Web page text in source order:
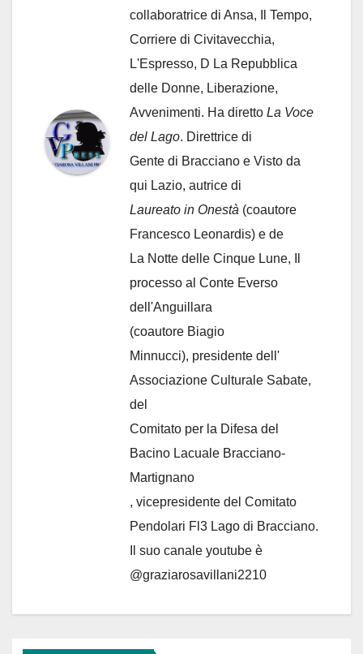
collaboratrice di Ansa, Il Tempo,
Corriere di Civitavecchia,
L'Espresso, D La Repubblica
delle Donne, Liberazione,
Avvenimenti. Ha diretto La Voce
del Lago. Direttrice di
Gente di Bracciano e Visto da
qui Lazio, autrice di
Laureato in Onestà (coautore
Francesco Leonardis) e de
La Notte delle Cinque Lune, Il
processo al Conte Everso
dell'Anguillara
(coautore Biagio
Minnucci), presidente dell'
Associazione Culturale Sabate,
del
Comitato per la Difesa del
Bacino Lacuale Bracciano-
Martignano
, vicepresidente del Comitato
Pendolari Fl3 Lago di Bracciano.
Il suo canale youtube è
@graziarosavillani2210